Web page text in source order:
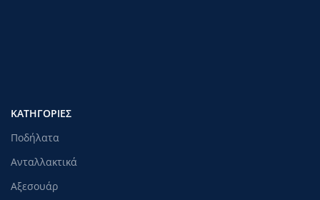
ΚΑΤΗΓΟΡΊΕΣ
Ποδήλατα
Ανταλλακτικά
Αξεσουάρ